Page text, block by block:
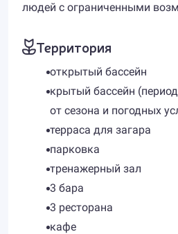
людей с ограниченными
Территория
открытый бассейн
крытый бассейн
от сезона и погодных
терраса для загара
парковка
тренажерный зал
3 бара
3 ресторана
кафе